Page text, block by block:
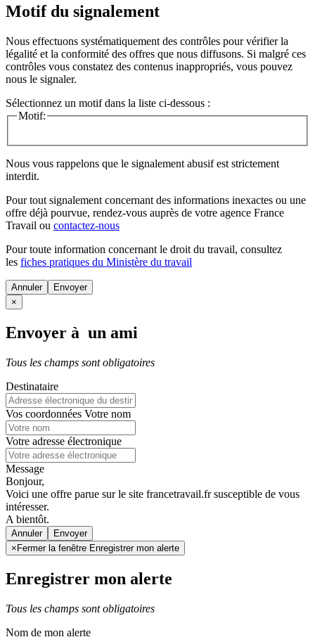
Motif du signalement
Nous effectuons systématiquement des contrôles pour vérifier la
légalité et la conformité des offres que nous diffusons. Si malgré ces
contrôles vous constatez des contenus inappropriés, vous pouvez
nous le signaler.
Sélectionnez un motif dans la liste ci-dessous :
Motif:
Nous vous rappelons que le signalement abusif est strictement
interdit.
Pour tout signalement concernant des informations inexactes ou une
offre déjà pourvue, rendez-vous auprès de votre agence France
Travail ou contactez-nous
Pour toute information concernant le droit du travail, consultez
les fiches pratiques du Ministère du travail
Annuler
×
Envoyer à un ami
Tous les champs sont obligatoires
Destinataire
Vos coordonnées Votre nom
Votre adresse électronique
Message
Bonjour,
Voici une offre parue sur le site francetravail.fr susceptible de vous
intéresser.
A bientôt.
Annuler
× Fermer la fenêtre Enregistrer mon alerte
Enregistrer mon alerte
Tous les champs sont obligatoires
Nom de mon alerte